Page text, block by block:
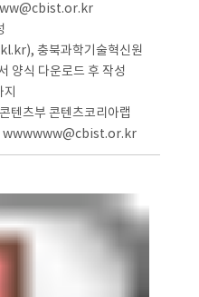
충북과학기술혁신원
식 다운로드 후 작성
텐츠부 콘텐츠코리아랩
wwwwww@cbist.or.kr